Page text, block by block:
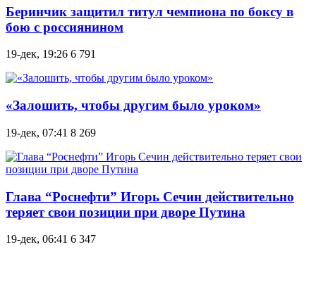
Беринчик защитил титул чемпиона по боксу в
бою с россиянином
19-дек, 19:26 6 791
«Залошить, чтобы другим было уроком»
19-дек, 07:41 8 269
Глава “Роснефти” Игорь Сечин действительно
теряет свои позиции при дворе Путина
19-дек, 06:41 6 347